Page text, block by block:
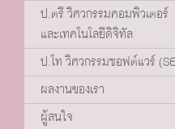
ป.ตรี วิศวกรรมคอมพิวเตอร์
และเทคโนโลยีดิจิทัล
ป.โท วิศวกรรมซอฟต์แวร์
ผลงานของเรา
ผู้สนใจ